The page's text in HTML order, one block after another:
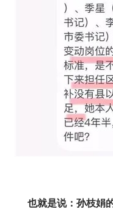
也就是说：孙枝娟